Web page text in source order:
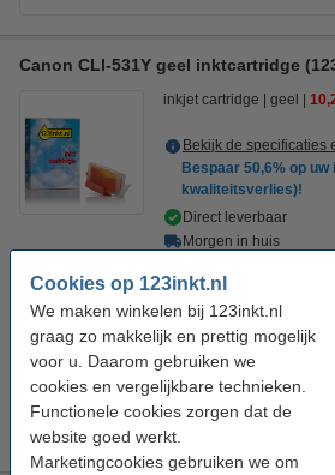
Cookies op 123inkt.nl
We maken winkelen bij 123inkt.nl
graag zo makkelijk en prettig mogelijk
voor u. Daarom gebruiken we
cookies en vergelijkbare technieken.
Functionele cookies zorgen dat de
website goed werkt.
Marketingcookies gebruiken we om
Canon CLI-531Y geel inktcartridge
inkjet cartridge geel
Bekijk de specificaties
Bespaar 50,6% op uw
kwaliteitsverlies)!
Direct leverbaar
Morgen in huis
Prijs per ml
€ 7,95
Tip
Wij adviseren u om deze cartridge i.p.v. de
nemen.